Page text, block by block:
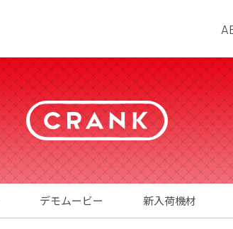
デモムービー 新入荷機材